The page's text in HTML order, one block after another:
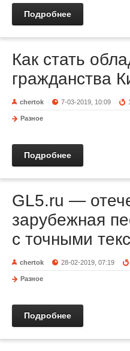
Подробнее
Как стать
гражданства
chertok 7-03-2019, 10:09
Разное
Подробнее
GL5.ru —
зарубежная
с точными
chertok 28-02-2019, 07:19
Разное
Подробнее